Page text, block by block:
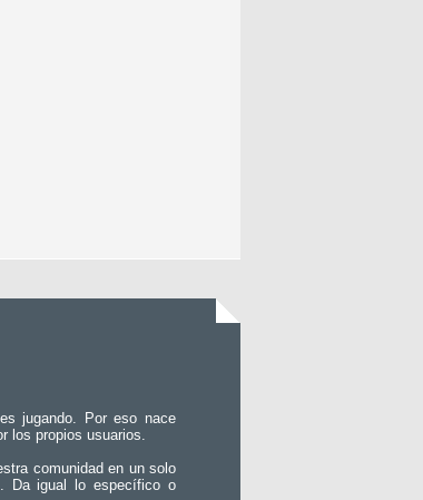
jugando. Por eso nace
los propios usuarios.
comunidad en un solo
Da igual lo específico o